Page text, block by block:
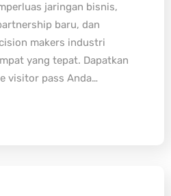
jaringan bisnis,
baru, dan
makers industri
yang tepat. Dapatkan
visitor pass Anda…